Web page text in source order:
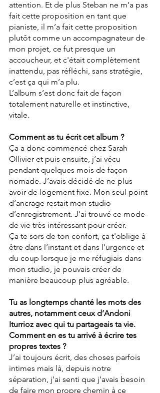
attention. Et de plus Steban ne m’a pas
fait cette proposition en tant que
pianiste, il m’a fait cette proposition
plutôt comme un accompagnateur de
mon projet, ce fut presque un
accoucheur, et c'était complètement
inattendu, pas réfléchi, sans stratégie,
c’est ça qui m’a plu.
L’album s’est donc fait de façon
totalement naturelle et instinctive,
vitale.
Comment as tu écrit cet album ?
Ça a donc commencé chez Sarah
Ollivier et puis ensuite, j’ai vécu
pendant quelques mois de façon
nomade. J’avais décidé de ne plus
avoir de logement fixe. Mon seul point
d’ancrage restait mon studio
d’enregistrement. J’ai trouvé ce mode
de vie très intéressant pour créer.
Ça te sors de ton confort, ça t'oblige à
être dans l’instant et dans l’urgence et
du coup lorsque je me réfugiais dans
mon studio, je pouvais créer de
manière beaucoup plus agréable.
Tu as longtemps chanté les mots des
autres, notamment ceux d’Andoni
Iturrioz avec qui tu partageais ta vie.
Comment en es tu arrivé à écrire tes
propres textes ?
J’ai toujours écrit, des choses parfois
intimes mais là, depuis notre
séparation, j’ai senti que j’avais besoin
de faire mon propre chemin à ce